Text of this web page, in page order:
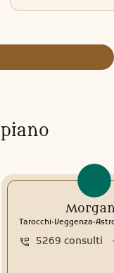
Tarocchi.Veggenza.
5269 consulti